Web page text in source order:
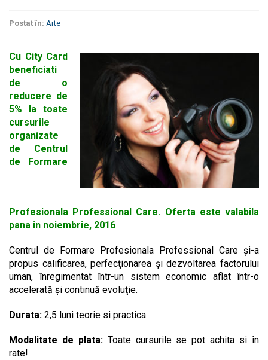
Postat în: Arte
Cu City Card
beneficiati
de o
reducere de
5% la toate
cursurile
organizate
de Centrul
de Formare
Profesionala Professional Care. Oferta este valabila
pana in noiembrie, 2016
Centrul de Formare Profesionala Professional Care şi-a
propus calificarea, perfecţionarea şi dezvoltarea factorului
uman, înregimentat într-un sistem economic aflat într-o
accelerată şi continuă evoluţie.
Durata: 2,5 luni teorie si practica
Modalitate de plata: Toate cursurile se pot achita si în
rate!